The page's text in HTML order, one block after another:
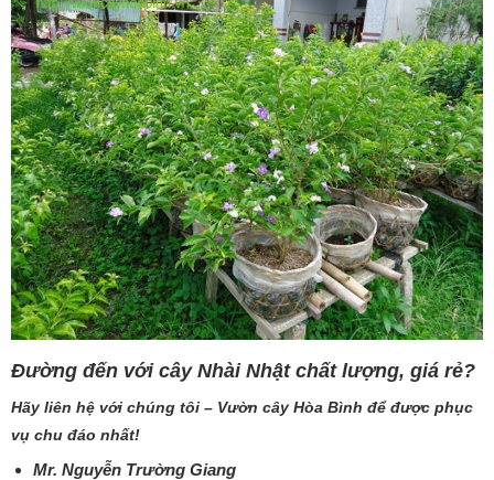
Đường đến với cây Nhài Nhật chất lượng, giá rẻ?
Hãy liên hệ với chúng tôi – Vườn cây Hòa Bình để được phục
vụ chu đáo nhất!
Mr. Nguyễn Trường Giang